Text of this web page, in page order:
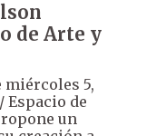
de Arte y
miércoles 5,
Espacio de
un